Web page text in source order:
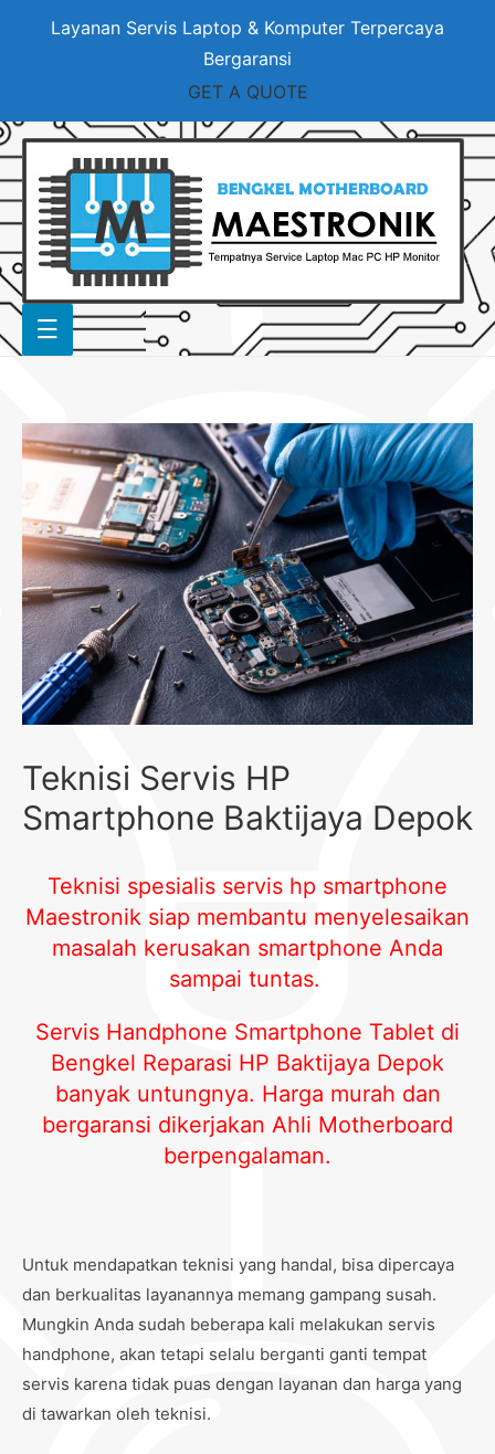
Layanan Servis Laptop & Komputer Terpercaya
Bergaransi
GET A QUOTE
Teknisi Servis HP
Smartphone Baktijaya Depok
Teknisi spesialis servis hp smartphone
Maestronik siap membantu menyelesaikan
masalah kerusakan smartphone Anda
sampai tuntas.
Servis Handphone Smartphone Tablet di
Bengkel Reparasi HP Baktijaya Depok
banyak untungnya. Harga murah dan
bergaransi dikerjakan Ahli Motherboard
berpengalaman.
Untuk mendapatkan teknisi yang handal, bisa dipercaya
dan berkualitas layanannya memang gampang susah.
Mungkin Anda sudah beberapa kali melakukan servis
handphone, akan tetapi selalu berganti ganti tempat
servis karena tidak puas dengan layanan dan harga yang
di tawarkan oleh teknisi.